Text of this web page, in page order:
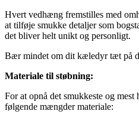
Hvert vedhæng fremstilles med
at tilføje smukke detaljer som
det bliver helt unikt og personligt.
Bær mindet om dit kæledyr tæt på
Materiale til støbning:
For at opnå det smukkeste og
følgende mængder materiale: